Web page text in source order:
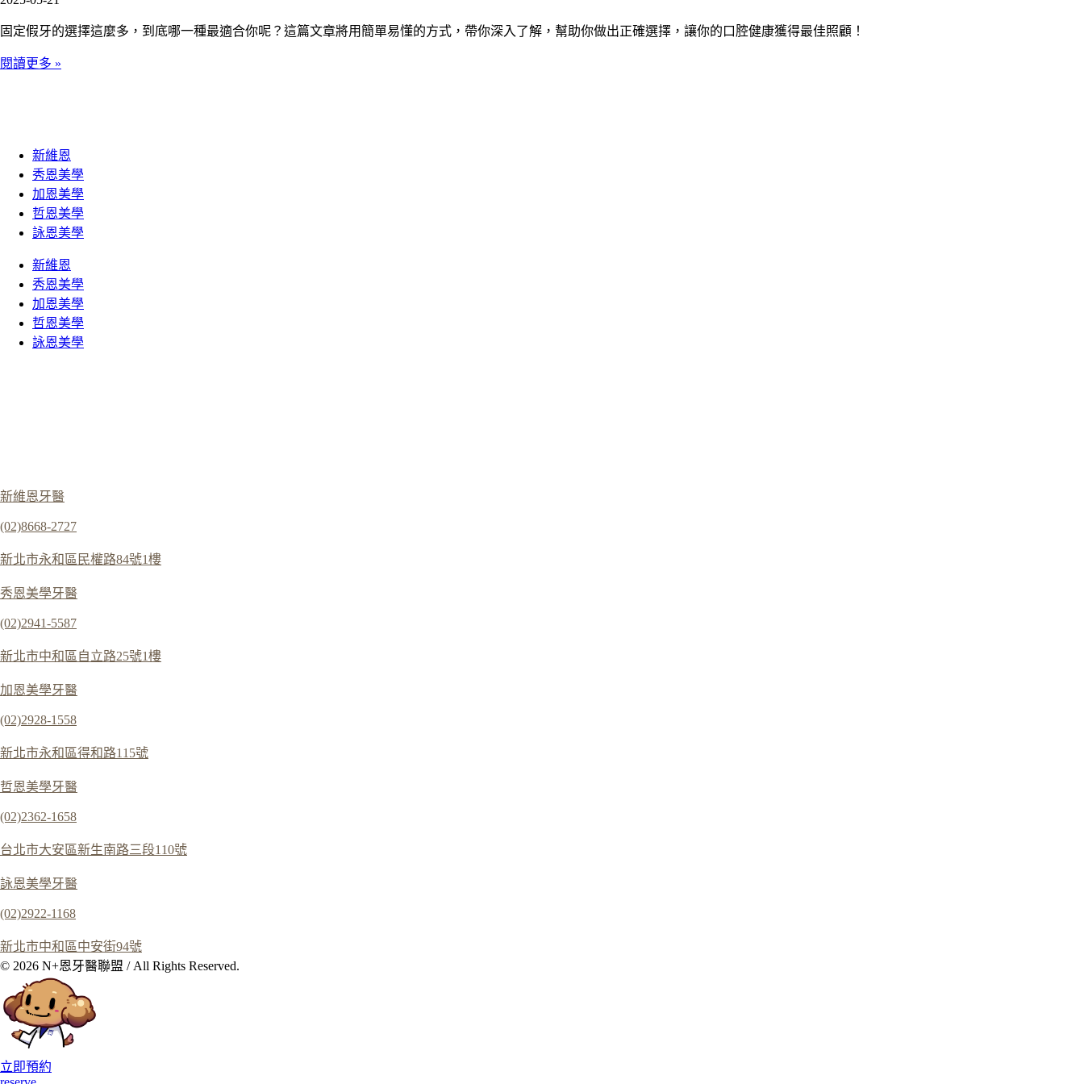
固定假牙的選擇這麼多，到底哪一種最適合你呢？這篇文章將用簡單易懂的方式，帶你深入了解，幫助你做出正確選擇，讓你的口腔健康獲得最佳照顧！
閱讀更多 »
新維恩
秀恩美學
加恩美學
哲恩美學
詠恩美學
新維恩
秀恩美學
加恩美學
哲恩美學
詠恩美學
新維恩牙醫
(02)8668-2727
新北市永和區民權路84號1樓
秀恩美學牙醫
(02)2941-5587
新北市中和區自立路25號1樓
加恩美學牙醫
(02)2928-1558
新北市永和區得和路115號
哲恩美學牙醫
(02)2362-1658
台北市大安區新生南路三段110號
詠恩美學牙醫
(02)2922-1168
新北市中和區中安街94號
© 2026 N+恩牙醫聯盟 / All Rights Reserved.
立即預約